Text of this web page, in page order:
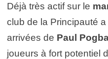
Déjà très actif sur le
club de la Principauté
arrivées de Paul
joueurs à fort potentiel